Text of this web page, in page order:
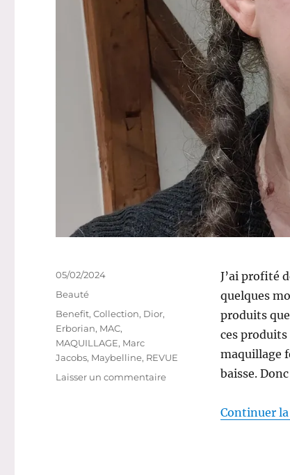
J’ai profité
quelques
produits
ces produits
maquillage
baisse.
Continuer
Publié
05/02/2024
Catégories
Beauté
Étiquettes
Benefit,Collection, Dior,
Erborian, MAC,
MAQUILLAGE, Marc
Jacobs, Maybelline, REVUE
Laisser un commentairesur